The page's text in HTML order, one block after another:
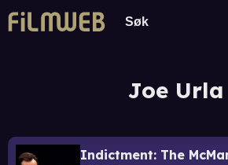
Joe Urla
Indictment: The